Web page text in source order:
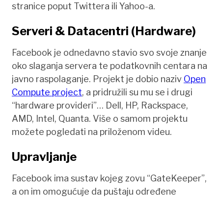
stranice poput Twittera ili Yahoo-a.
Serveri & Datacentri (Hardware)
Facebook je odnedavno stavio svo svoje znanje
oko slaganja servera te podatkovnih centara na
javno raspolaganje. Projekt je dobio naziv Open
Compute project, a pridružili su mu se i drugi
“hardware provideri”… Dell, HP, Rackspace,
AMD, Intel, Quanta. Više o samom projektu
možete pogledati na priloženom videu.
Upravljanje
Facebook ima sustav kojeg zovu “GateKeeper”,
a on im omogućuje da puštaju određene